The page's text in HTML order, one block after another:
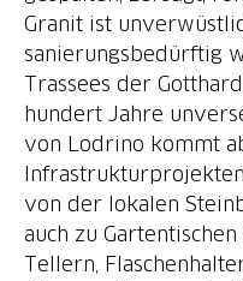
Granit ist
sanierungsbedürftig
Trassees der
hundert Jahre
von Lodrino kommt
von der lokalen
auch zu
Tellern,